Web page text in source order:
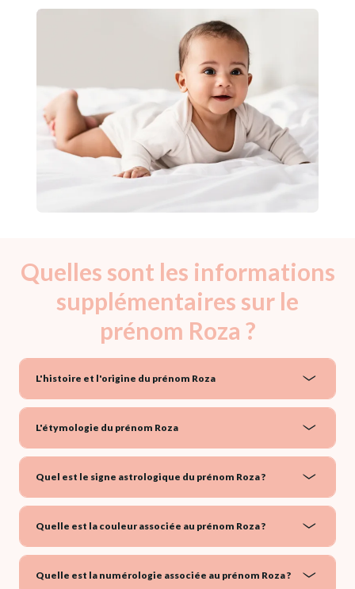
Quelles sont les informations
supplémentaires sur le
prénom Roza ?
L'histoire et l'origine du prénom Roza
L'étymologie du prénom Roza
Quel est le signe astrologique du prénom Roza ?
Quelle est la couleur associée au prénom Roza ?
Quelle est la numérologie associée au prénom Roza ?